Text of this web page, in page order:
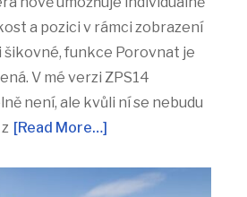
a pozici v rámci zobrazení
šikovné, funkce Porovnat je
V mé verzi ZPS14
není, ale kvůli ní se nebudu
[Read More…]